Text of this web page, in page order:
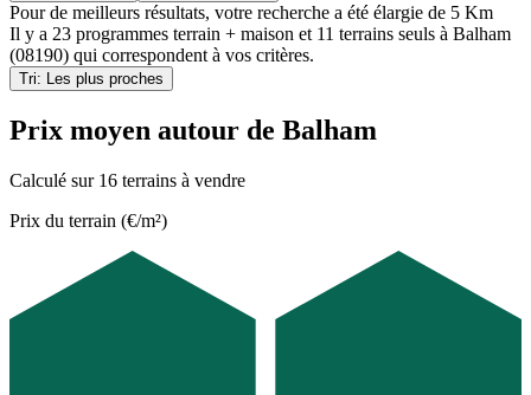
Pour de meilleurs résultats, votre recherche a été élargie de 5 Km
Il y a 23 programmes terrain + maison et 11 terrains seuls à Balham
(08190) qui correspondent à vos critères.
Tri: Les plus proches
Prix moyen autour de Balham
Calculé sur 16 terrains à vendre
Prix du terrain (€/m²)